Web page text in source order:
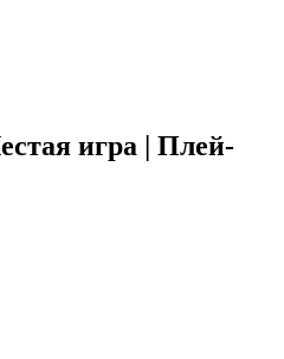
игра | Плей-